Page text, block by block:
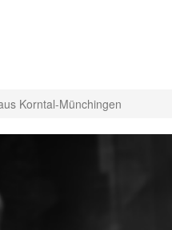
Korntal-Münchingen